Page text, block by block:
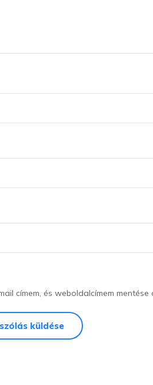
címem, és weboldalcímem